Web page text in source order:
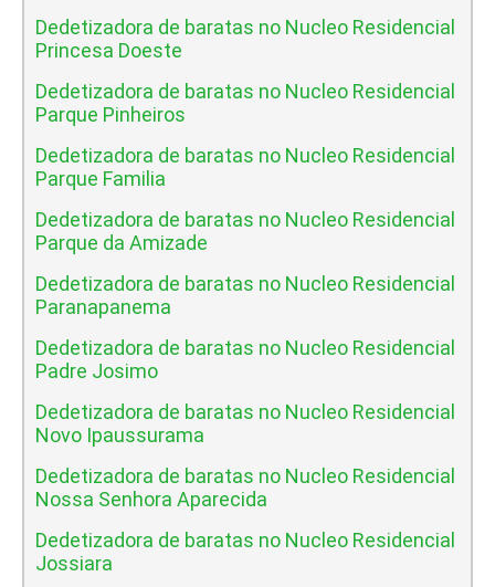
Dedetizadora de baratas no Nucleo Residencial
Princesa Doeste
Dedetizadora de baratas no Nucleo Residencial
Parque Pinheiros
Dedetizadora de baratas no Nucleo Residencial
Parque Familia
Dedetizadora de baratas no Nucleo Residencial
Parque da Amizade
Dedetizadora de baratas no Nucleo Residencial
Paranapanema
Dedetizadora de baratas no Nucleo Residencial
Padre Josimo
Dedetizadora de baratas no Nucleo Residencial
Novo Ipaussurama
Dedetizadora de baratas no Nucleo Residencial
Nossa Senhora Aparecida
Dedetizadora de baratas no Nucleo Residencial
Jossiara